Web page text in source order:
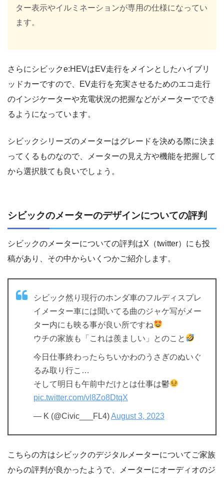
ター表示やイルミネーションが専用の仕様になってい
ます。
さらにシビックe:HEVはEV走行をメインとしたハイブリ
ッドカーですので、EV走行を充実させるためのエコ走行
のインジケーターや充電状況の把握などがメーターででき
るようになっています。
シビックシリーズのメーターはグレードを決める際に決ま
ってくるものなので、メーターの見え方や機能を把握して
から選択肢ても良いでしょう。
シビックのメーターのデザインについての評判
シビックのメーターについての評判はX（twitter）にも投
稿があり、その中からいくつかご紹介します。
シビック然り現行のホンダ車のフルディスプレ
イメーター車には聞いてる曲のジャケ写がメー
ター内にも映る事が良い所ですね
ウチの家族も「これは羨ましい」とのこと
今日仕事終わったらちいかわのうさぎのぬいぐ
るみ取り行こ…
そして明日も午前中だけとは仕事は鬱
pic.twitter.com/vl8Zo8DtqX
— K (@Civic___FL4)August 3, 2023
こちらの方はシビックのデジタルメーターについてご家族
からの評判が良かったようで、メーターにオーディオのジ